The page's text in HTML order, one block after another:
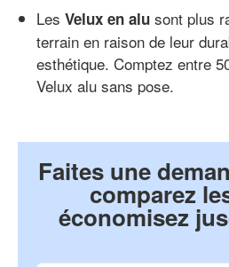
Les Velux en alu sont plus
terrain en raison de leur
esthétique. Comptez entre
Velux alu sans pose.
Faites une
comparez
économisez